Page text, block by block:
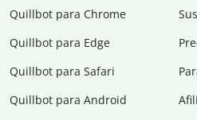
Quillbot para Chrome
Quillbot para Edge
Quillbot para Safari
Quillbot para Android